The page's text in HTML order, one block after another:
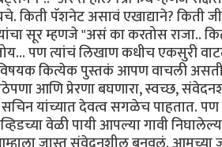
किती पॅशनेट असावं एखाद्याने? किती
सूर म्हणजे "असं का करतोस राजा..
पण त्यांचं लिखाण कधीच एकसुरी
कित्येक पुस्तकं आपण वाचली
आणि प्रेरणा बघणारा, स्वच्छ,
यांच्यात देवत्व सगळेच पाहतात. पण
वेळी पायी आपल्या गावी